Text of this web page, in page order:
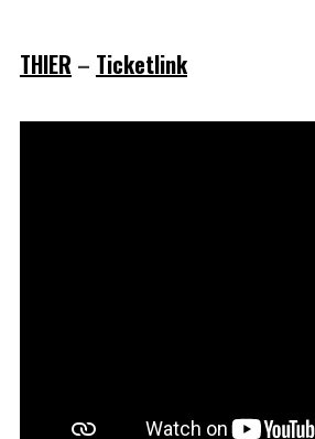
THIER – Ticketlink